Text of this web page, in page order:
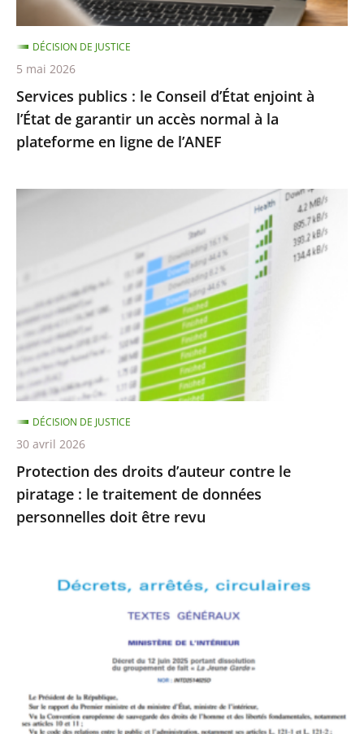
l’État
de
garantir
un
accès
normal
à
plateforme
Services publics : le Conseil d’État enjoint à
l’État de garantir un accès normal à la
plateforme en ligne de l’ANEF
DÉCISION DE JUSTICE
5 mai 2026
Protection
le
piratage
:
le
traitement
de
données
personnelles
doit
être
Protection des droits d’auteur contre le
piratage : le traitement de données
personnelles doit être revu
DÉCISION DE JUSTICE
30 avril 2026
Conseil
formé